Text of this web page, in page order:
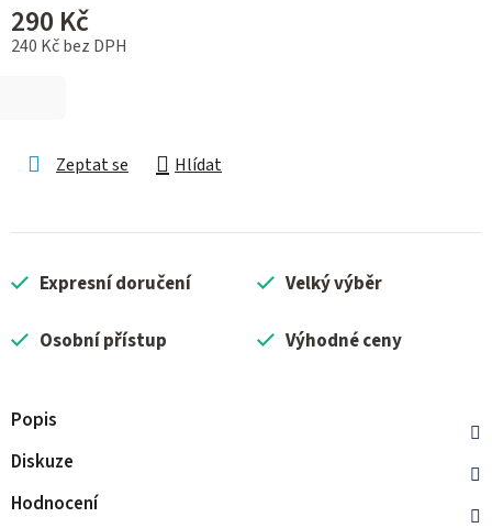
290 Kč
240 Kč bez DPH
Zeptat se Hlídat
Expresní doručení Velký výběr
Osobní přístup Výhodné ceny
Popis
Diskuze
Hodnocení